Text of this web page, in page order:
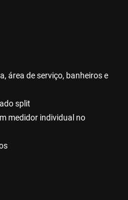
área de serviço, banheiros e
split
medidor individual no